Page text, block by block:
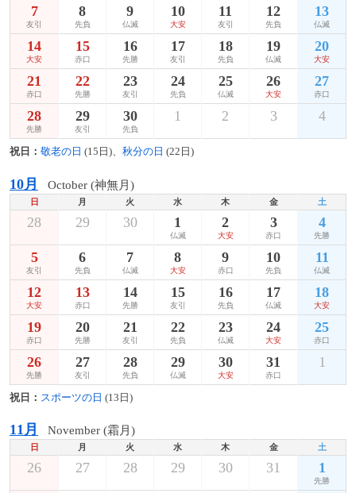
7
友引
8
先負
9
仏滅
10
大安
11
友引
12
先負
13
仏滅
14
大安
15
赤口
16
先勝
17
友引
18
先負
19
仏滅
20
大安
21
赤口
22
先勝
23
友引
24
先負
25
仏滅
26
大安
27
赤口
28
先勝
29
友引
30
先負
1 2 3 4
祝日： 敬老の日 (15日)、 秋分の日 (22日)
10月 October (神無月)
日 月 火 水 木 金 土
28 29 30 1
仏滅
2
大安
3
赤口
4
先勝
5
友引
6
先負
7
仏滅
8
大安
9
赤口
10
先負
11
仏滅
12
大安
13
赤口
14
先勝
15
友引
16
先負
17
仏滅
18
大安
19
赤口
20
先勝
21
友引
22
先負
23
仏滅
24
大安
25
赤口
26
先勝
27
友引
28
先負
29
仏滅
30
大安
31
赤口
1
祝日： スポーツの日 (13日)
11月 November (霜月)
日 月 火 水 木 金 土
26 27 28 29 30 31 1
先勝